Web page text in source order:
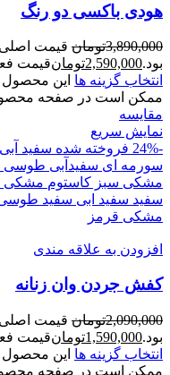
هودی باکسی دو رنگ
3,890,000تومان
بود.2,590,000تومانقیمت فعلی:
انتخاب گزینه ها این محصول
ممکن است در صفحه
مقايسه
نمایش سریع
-24%
فروخته شده سفید
سورمه ای سفیدآبی طوسی
مشکی سبز کاستوم مشکی
سفید سفید ابی سفید
مشکی قرمز
افزودن به علاقه مندی
کفش جردن وان زنانه
2,090,000تومان
بود.1,590,000تومانقیمت فعلی:
انتخاب گزینه ها این محصول
ممکن است در صفحه